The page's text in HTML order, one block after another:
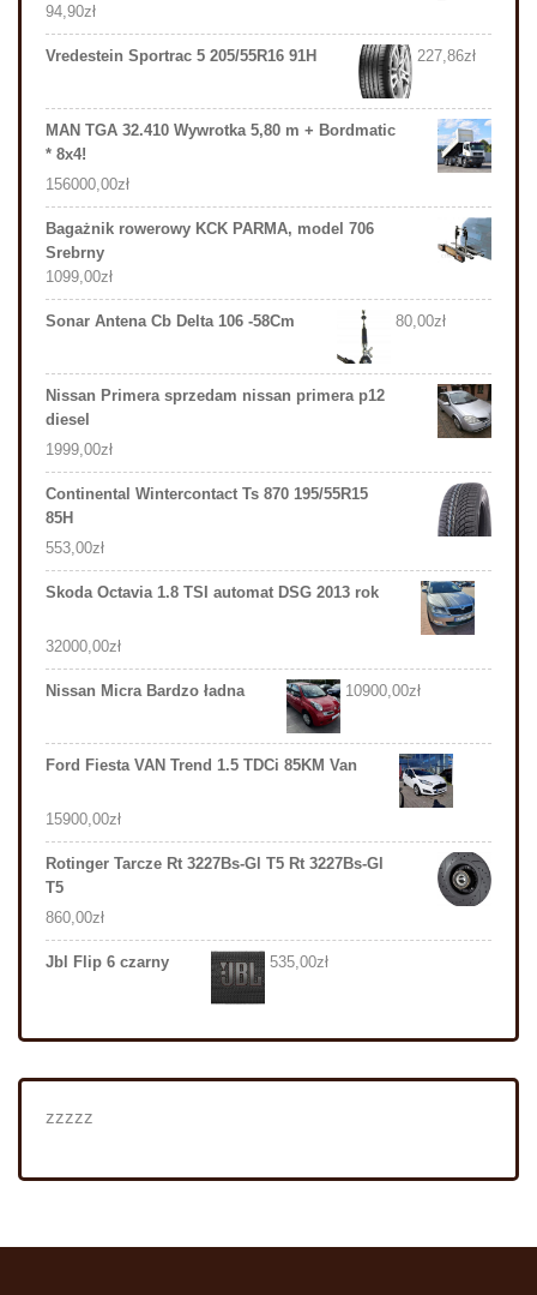
94,90zł
Vredestein Sportrac 5 205/55R16 91H 227,86zł
MAN TGA 32.410 Wywrotka 5,80 m + Bordmatic
* 8x4!
156000,00zł
Bagażnik rowerowy KCK PARMA, model 706
Srebrny
1099,00zł
Sonar Antena Cb Delta 106 -58Cm 80,00zł
Nissan Primera sprzedam nissan primera p12
diesel
1999,00zł
Continental Wintercontact Ts 870 195/55R15
85H
553,00zł
Skoda Octavia 1.8 TSI automat DSG 2013 rok
32000,00zł
Nissan Micra Bardzo ładna 10900,00zł
Ford Fiesta VAN Trend 1.5 TDCi 85KM Van
15900,00zł
Rotinger Tarcze Rt 3227Bs-Gl T5 Rt 3227Bs-Gl
T5
860,00zł
Jbl Flip 6 czarny 535,00zł
zzzzz